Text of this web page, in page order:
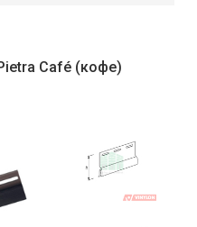
Café (кофе)